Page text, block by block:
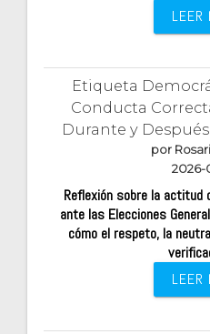
LEER
Etiqueta
Conducta
Durante y
por
2026-
Reflexión sobre la
ante las Elecciones
cómo el respeto, la
LEER